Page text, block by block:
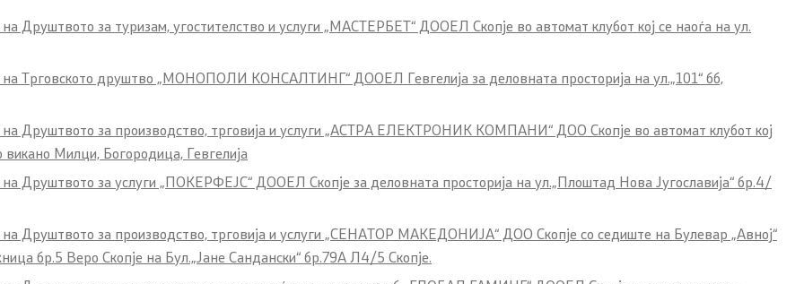
Друштвото за туризам, угостителство и услуги „МАСТЕРБЕТ“ ДООЕЛ Скопје во автомат клубот кој се наоѓа на ул.
Трговското друштво „МОНОПОЛИ КОНСАЛТИНГ“ ДООЕЛ Гевгелија за деловната просторија на ул.„101“ бб,
Друштвото за производство, трговија и услуги „АСТРА ЕЛЕКТРОНИК КОМПАНИ“ ДОО Скопје во автомат клубот кој
Милци, Богородица, Гевгелија
Друштвото за услуги „ПОКЕРФЕЈС“ ДООЕЛ Скопје за деловната просторија на ул.„Плоштад Нова Југославија“ бр.4/
Друштвото за производство, трговија и услуги „СЕНАТОР МАКЕДОНИЈА“ ДОО Скопје со седиште на Булевар „Авној“
бр.5 Веро Скопје на Бул.„Јане Сандански“ бр.79А Л4/5 Скопје.